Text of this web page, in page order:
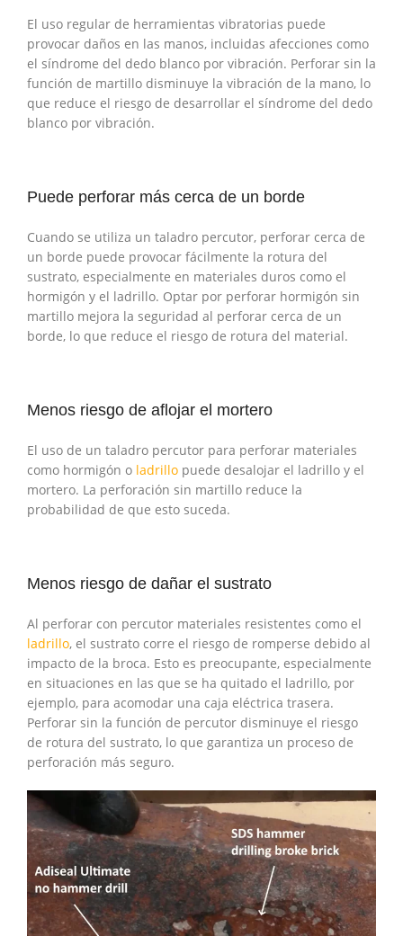
El uso regular de herramientas vibratorias puede
provocar daños en las manos, incluidas afecciones como
el síndrome del dedo blanco por vibración. Perforar sin la
función de martillo disminuye la vibración de la mano, lo
que reduce el riesgo de desarrollar el síndrome del dedo
blanco por vibración.
Puede perforar más cerca de un borde
Cuando se utiliza un taladro percutor, perforar cerca de
un borde puede provocar fácilmente la rotura del
sustrato, especialmente en materiales duros como el
hormigón y el ladrillo. Optar por perforar hormigón sin
martillo mejora la seguridad al perforar cerca de un
borde, lo que reduce el riesgo de rotura del material.
Menos riesgo de aflojar el mortero
El uso de un taladro percutor para perforar materiales
como hormigón o ladrillo puede desalojar el ladrillo y el
mortero. La perforación sin martillo reduce la
probabilidad de que esto suceda.
Menos riesgo de dañar el sustrato
Al perforar con percutor materiales resistentes como el
ladrillo, el sustrato corre el riesgo de romperse debido al
impacto de la broca. Esto es preocupante, especialmente
en situaciones en las que se ha quitado el ladrillo, por
ejemplo, para acomodar una caja eléctrica trasera.
Perforar sin la función de percutor disminuye el riesgo
de rotura del sustrato, lo que garantiza un proceso de
perforación más seguro.